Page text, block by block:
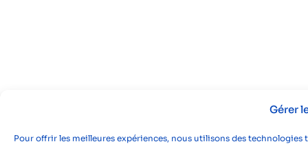
Gérer
Pour offrir les meilleures expériences, nous utilisons des